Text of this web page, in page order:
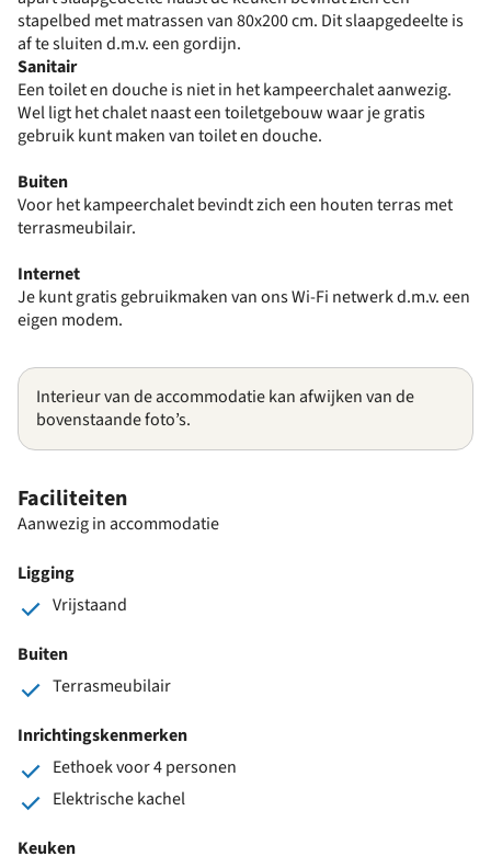
stapelbed met matrassen van 80x200 cm. Dit slaapgedeelte is
af te sluiten d.m.v. een gordijn.
Sanitair
Een toilet en douche is niet in het kampeerchalet aanwezig.
Wel ligt het chalet naast een toiletgebouw waar je gratis
gebruik kunt maken van toilet en douche.
Buiten
Voor het kampeerchalet bevindt zich een houten terras met
terrasmeubilair.
Internet
Je kunt gratis gebruikmaken van ons Wi-Fi netwerk d.m.v. een
eigen modem.
Interieur van de accommodatie kan afwijken van de
bovenstaande foto’s.
Faciliteiten
Aanwezig in accommodatie
Ligging
Vrijstaand
Buiten
Terrasmeubilair
Inrichtingskenmerken
Eethoek voor 4 personen
Elektrische kachel
Keuken